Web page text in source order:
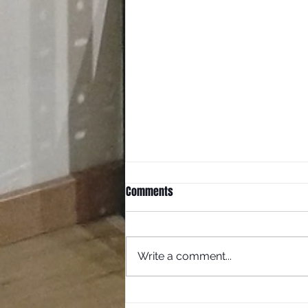
Comments
Write a comment...